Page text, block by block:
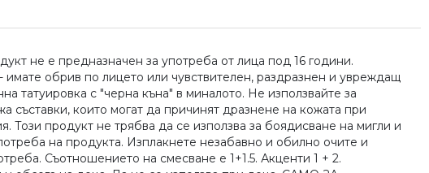
не е предназначен за употреба от лица под 16 години.
имате обрив по лицето или чувствителен, раздразнен и увреждащ
татуировка с "черна къна" в миналото. Не използвайте за
които могат да причинят дразнене на кожата при
продукт не трябва да се използва за боядисване на мигли и
на продукта. Изплакнете незабавно и обилно очите и
Съотношението на смесване е 1+1.5. Акценти 1 + 2.